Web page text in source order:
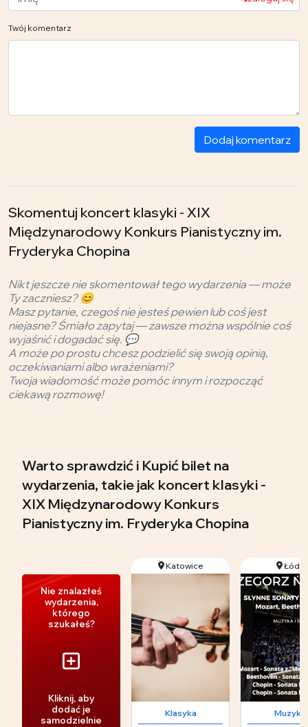
Twój komentarz
Dodaj komentarz
Skomentuj koncert klasyki - XIX
Międzynarodowy Konkurs Pianistyczny im.
Fryderyka Chopina
Nikt jeszcze nie skomentował tego wydarzenia — może
Ty zaczniesz? 😊
Masz pytanie, czegoś nie jesteś pewien lub coś jest
niejasne? Śmiało zapytaj — zawsze można wspólnie coś
wyjaśnić i dogadać się. 💬
A może po prostu chcesz podzielić się swoją opinią,
oczekiwaniami albo wrażeniami?
Twoja wiadomość może pomóc innym i rozpocząć
ciekawą rozmowę!
Warto sprawdzić i Kupić bilet na
wydarzenia, takie jak koncert klasyki -
XIX Międzynarodowy Konkurs
Pianistyczny im. Fryderyka Chopina
Nie znalazłeś
wydarzenia,
którego
szukałeś?
Kliknij, aby
dodać je
samodzielnie
Katowice
Klasyka
Łódź
Muzyka